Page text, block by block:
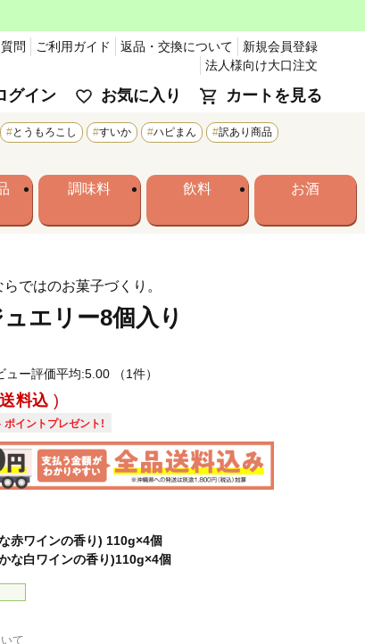
問 ご利用ガイド 返品・交換について
新規会員登録
法人様向け大口注文
グイン お気に入り カートを見る
とうもろこし すいか ハピまん
訳あり商品
調味料 飲料 お酒
ではのお菓子づくり。
エリー8個入り
ュー評価平均:5.00
（1件）
料込
ポイントプレゼント!
赤ワインの香り) 110g×4個
な白ワインの香り)110g×4個
て